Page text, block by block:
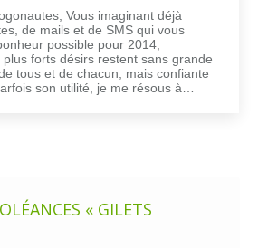
Vous imaginant déjà
de mails et de SMS qui vous
possible pour 2014,
forts désirs restent sans grande
tous et de chacun, mais confiante
son utilité, je me résous à…
« GILETS